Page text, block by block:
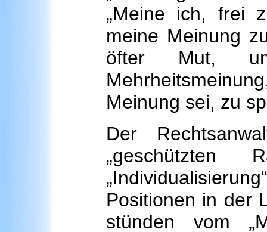
„Meine ich, frei
meine Meinung
öfter Mut,
Meinung sei, zu
Der
Positionen in der
stünden vom